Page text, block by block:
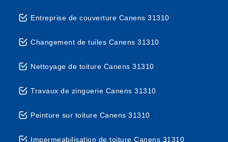
Entreprise de couverture Canens 31310
Changement de tuiles Canens 31310
Nettoyage de toiture Canens 31310
Travaux de zinguerie Canens 31310
Peinture sur toiture Canens 31310
Impermeabilisation de toiture Canens 31310